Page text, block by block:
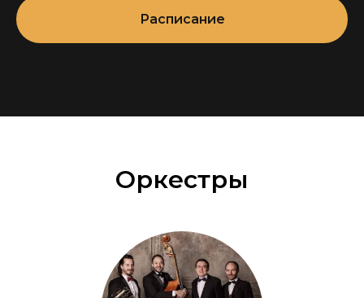
Айреса и телевидение, деля сцену
с легендами: Роберто Гойенече, Хуаном
Карлосом Копесом, Виртуласо, Альберто
Оресцоли пригласили их в легендарное шоу
Йорке в 1985 году произвели мировую
сенсацию. Это шоу стало катализатором
Риварола был в самом его эпицентре.
Расписание
Оркестры